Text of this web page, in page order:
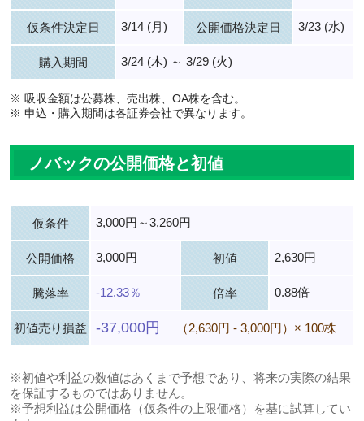
仮条件決定日 3/14 (月) 公開価格決定日 3/23 (水)
購入期間 3/24 (木) ～ 3/29 (火)
※ 吸収金額は公募株、売出株、OA株を含む。
※ 申込・購入期間は各証券会社で異なります。
ノバックの公開価格と初値
仮条件 3,000円～3,260円
公開価格 3,000円 初値 2,630円
騰落率 -12.33％ 倍率 0.88倍
初値売り損益 -37,000円 （2,630円 - 3,000円）× 100株
※初値や利益の数値はあくまで予想であり、将来の実際の結果
を保証するものではありません。
※予想利益は公開価格（仮条件の上限価格）を基に試算してい